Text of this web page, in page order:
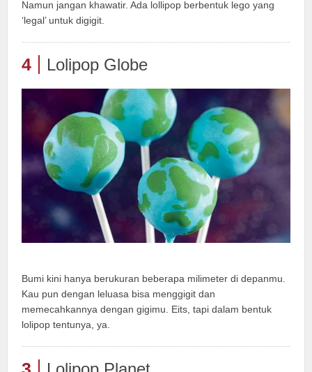
Namun jangan khawatir. Ada lollipop berbentuk lego yang
‘legal’ untuk digigit.
4 Lolipop Globe
Bumi kini hanya berukuran beberapa milimeter di depanmu.
Kau pun dengan leluasa bisa menggigit dan
memecahkannya dengan gigimu. Eits, tapi dalam bentuk
lolipop tentunya, ya.